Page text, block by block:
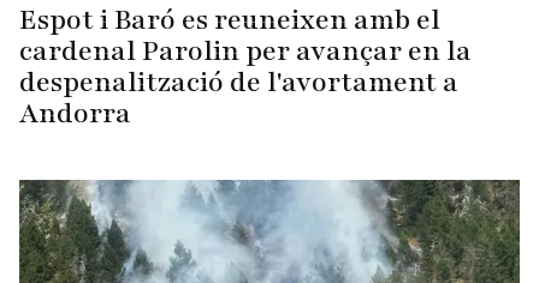
Espot i Baró es reuneixen amb el
cardenal Parolin per avançar en la
despenalització de l'avortament a
Andorra